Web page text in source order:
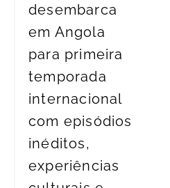
desembarca
em Angola
para primeira
temporada
internacional
com episódios
inéditos,
experiências